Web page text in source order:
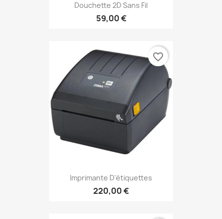
Douchette 2D Sans Fil
59,00 €
Imprimante D'étiquettes
220,00 €
favorite_border